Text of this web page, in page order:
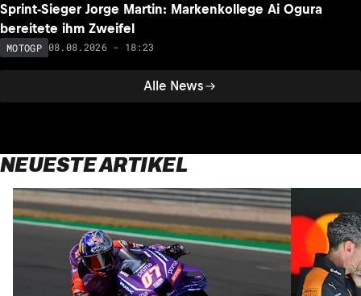
Alle News
Sprint-Sieger Jorge Martin: Markenkollege Ai Ogura
bereitete ihm Zweifel
MOTOGP 08.08.2026 - 18:23
NEUESTE ARTIKEL